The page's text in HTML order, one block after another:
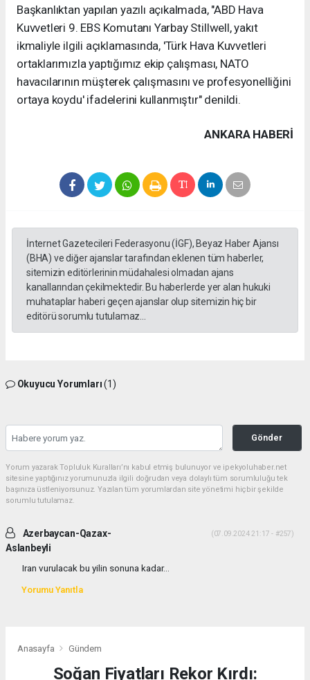
Başkanlıktan yapılan yazılı açıkalmada, "ABD Hava
Kuvvetleri 9. EBS Komutanı Yarbay Stillwell, yakıt
ikmaliyle ilgili açıklamasında, 'Türk Hava Kuvvetleri
ortaklarımızla yaptığımız ekip çalışması, NATO
havacılarının müşterek çalışmasını ve profesyonelliğini
ortaya koydu' ifadelerini kullanmıştır" denildi.
ANKARA HABERİ
İnternet Gazetecileri Federasyonu (İGF), Beyaz Haber Ajansı
(BHA) ve diğer ajanslar tarafından eklenen tüm haberler,
sitemizin editörlerinin müdahalesi olmadan ajans
kanallarından çekilmektedir. Bu haberlerde yer alan hukuki
muhataplar haberi geçen ajanslar olup sitemizin hiç bir
editörü sorumlu tutulamaz...
Okuyucu Yorumları(1)
Gönder
Yorum yazarak Topluluk Kuralları’nı kabul etmiş bulunuyor ve ipekyoluhaber.net
sitesine yaptığınız yorumunuzla ilgili doğrudan veya dolaylı tüm sorumluluğu tek
başınıza üstleniyorsunuz. Yazılan tüm yorumlardan site yönetimi hiçbir şekilde
sorumlu tutulamaz.
Azerbaycan-Qazax-
Aslanbeyli
(07.09.2024 21:17 - #257)
Iran vurulacak bu yilin sonuna kadar...
Yorumu Yanıtla
Anasayfa Gündem
Soğan Fiyatları Rekor Kırdı: